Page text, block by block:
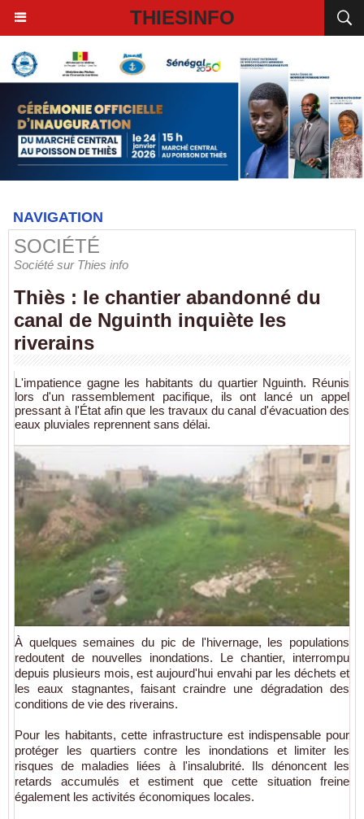
THIESINFO
NAVIGATION
SOCIÉTÉ
Société sur Thies info
Thiès : le chantier abandonné du
canal de Nguinth inquiète les
riverains
L'impatience gagne les habitants du quartier Nguinth. Réunis
lors d'un rassemblement pacifique, ils ont lancé un appel
pressant à l'État afin que les travaux du canal d'évacuation des
eaux pluviales reprennent sans délai.
À quelques semaines du pic de l'hivernage, les populations
redoutent de nouvelles inondations. Le chantier, interrompu
depuis plusieurs mois, est aujourd'hui envahi par les déchets et
les eaux stagnantes, faisant craindre une dégradation des
conditions de vie des riverains.
Pour les habitants, cette infrastructure est indispensable pour
protéger les quartiers contre les inondations et limiter les
risques de maladies liées à l'insalubrité. Ils dénoncent les
retards accumulés et estiment que cette situation freine
également les activités économiques locales.